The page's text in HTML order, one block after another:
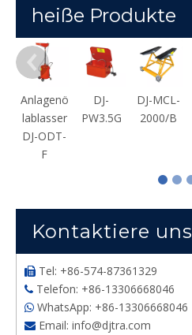
heiße Produkte
Anlagenö
lablasser
DJ-ODT-
F
DJ-
PW3.5G
DJ-MCL-
2000/B
Kontaktiere uns
 Tel: +86-574-87361329
 Telefon: +86-13306668046
 WhatsApp: +86-13306668046
 Email: info@djtra.com